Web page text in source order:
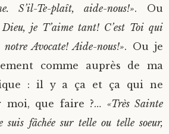
S’il-Te-plaît, aide-nous!». Ou
Dieu, je T’aime tant! C’est Toi qui
Avocate! Aide-nous!». Ou je
comme auprès de ma
: il y a ça et ça qui ne
moi, que faire ?… «Très Sainte
fâchée sur telle ou telle soeur,